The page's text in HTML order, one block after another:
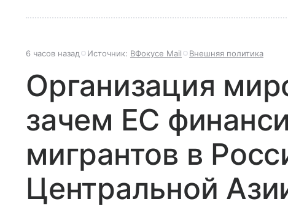
6 часов назад Источник: ВФокусе Mail Внешняя политика
Организация
зачем ЕС
мигрантов в
Центральной